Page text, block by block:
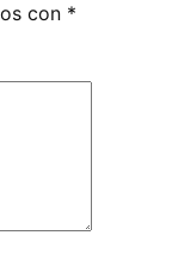
con *